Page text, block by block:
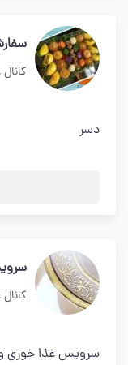
دسر
سرویس غذا خوری و